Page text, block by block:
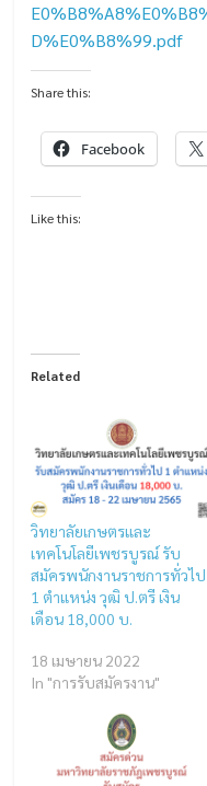
D%E0%B8%99.pdf
Share this:
Facebook
Like this:
Related
วิทยาลัยเกษตรและ
เทคโนโลยีเพชรบูรณ์ รับ
สมัครพนักงานราชการทั่วไป
1 ตำแหน่ง วุฒิ ป.ตรี เงิน
เดือน 18,000 บ.
18 เมษายน 2022
In "การรับสมัครงาน"